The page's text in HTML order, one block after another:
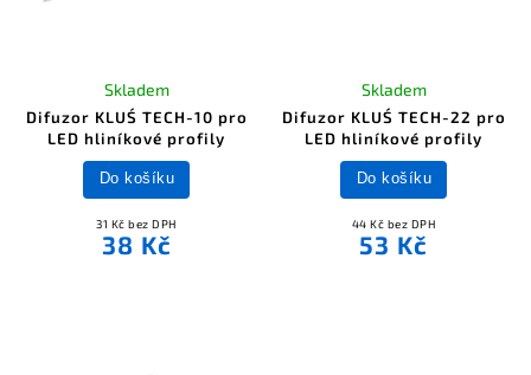
Difuzor KLUŚ TECH-10 pro
LED hliníkové profily
Skladem
31 Kč bez DPH
38 Kč
Do košíku
Difuzor KLUŚ TECH-22 pro
LED hliníkové profily
Skladem
44 Kč bez DPH
53 Kč
Do košíku